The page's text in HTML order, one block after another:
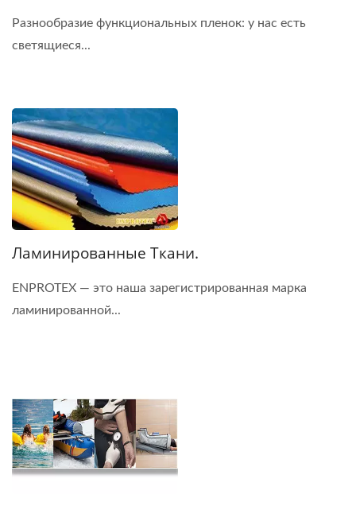
Разнообразие функциональных пленок: у нас есть
светящиеся...
Ламинированные Ткани.
ENPROTEX — это наша зарегистрированная марка
ламинированной...